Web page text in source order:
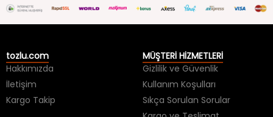
tozlu.com
Hakkımızda
İletişim
Kargo Takip
MÜŞTERİ HİZMETLERİ
Gizlilik ve Güvenlik
Kullanım Koşulları
Sıkça Sorulan Sorular